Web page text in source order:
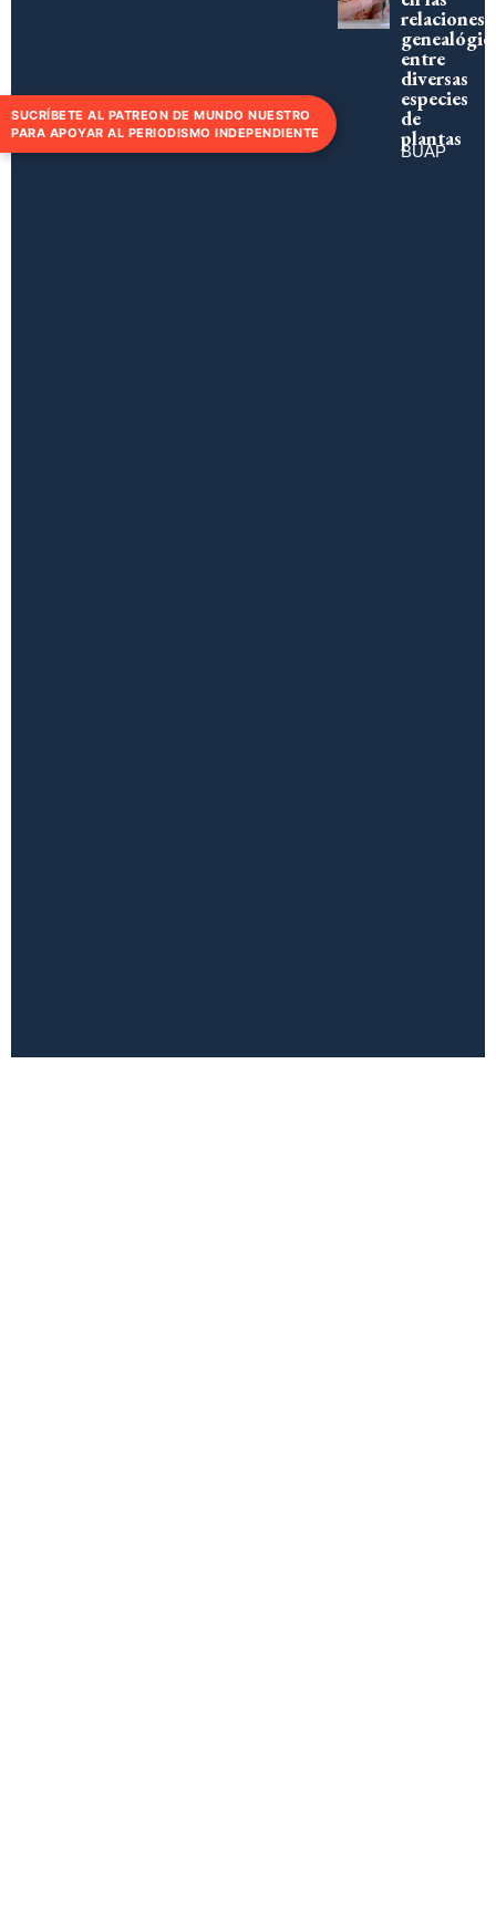
relaciones
entre
diversas
especies
de
plantas
BUAP
SUCRÍBETE AL PATREON DE MUNDO NUESTRO
PARA APOYAR AL PERIODISMO INDEPENDIENTE